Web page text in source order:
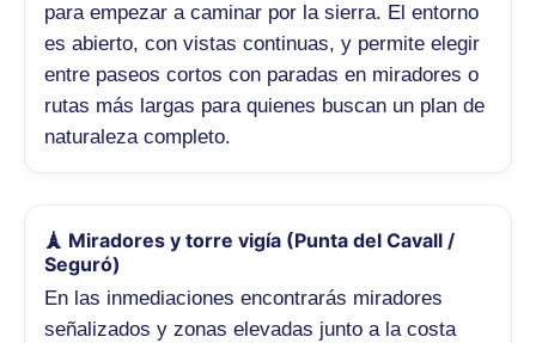
para empezar a caminar por la sierra. El entorno
es abierto, con vistas continuas, y permite elegir
entre paseos cortos con paradas en miradores o
rutas más largas para quienes buscan un plan de
naturaleza completo.
🗼 Miradores y torre vigía (Punta del Cavall /
Seguró)
En las inmediaciones encontrarás miradores
señalizados y zonas elevadas junto a la costa